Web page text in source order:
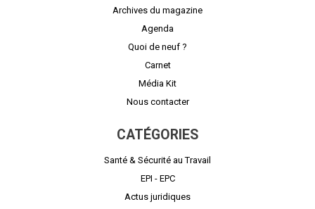
Archives du magazine
Agenda
Quoi de neuf ?
Carnet
Média Kit
Nous contacter
CATÉGORIES
Santé & Sécurité au Travail
EPI - EPC
Actus juridiques